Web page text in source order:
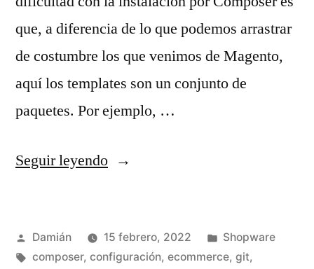
que, a diferencia de lo que podemos arrastrar
de costumbre los que venimos de Magento,
aquí los templates son un conjunto de
paquetes. Por ejemplo, …
Seguir leyendo«Shopware
2»
Publicado
por
Damián 15 febrero, 2022
Publicado
en
Shopware
Etiquetas:
composer, configuración, ecommerce, git,